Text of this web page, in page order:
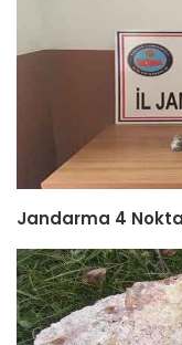
Jandarma 4